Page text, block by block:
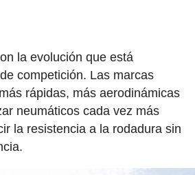
la evolución que está
competición. Las marcas
rápidas, más aerodinámicas
neumáticos cada vez más
la resistencia a la rodadura sin